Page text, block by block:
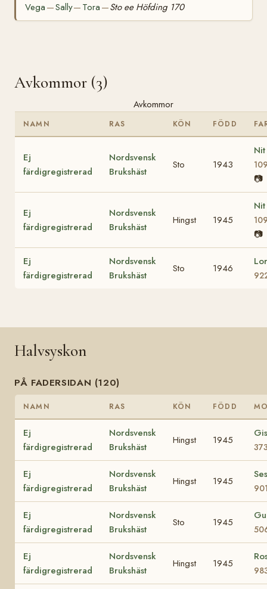
Vega —Sally— Tora —Sto ee Höfding 170
Avkommor (3)
Avkommor
NAMN RAS KÖN FÖDD
Ej
färdigregistrerad
Nordsvensk
Brukshäst
Sto 1943
Nit
📷
Ej
färdigregistrerad
Nordsvensk
Brukshäst
Hingst 1945
Nit
📷
Ej
färdigregistrerad
Nordsvensk
Brukshäst
Sto 1946
Halvsyskon
PÅ FADERSIDAN (120)
NAMN RAS KÖN FÖDD
Ej
färdigregistrerad
Nordsvensk
Brukshäst
Hingst 1945
Ej
färdigregistrerad
Nordsvensk
Brukshäst
Hingst 1945
Ej
färdigregistrerad
Nordsvensk
Brukshäst
Sto 1945
Ej
färdigregistrerad
Nordsvensk
Brukshäst
Hingst 1945